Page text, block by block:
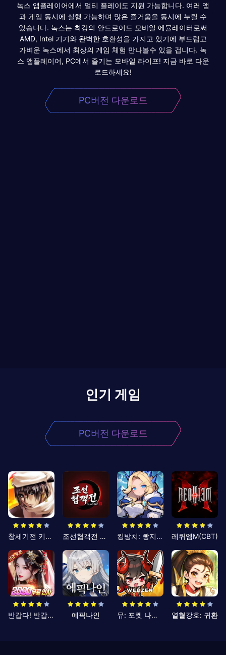
녹스 앱플레이어에서 멀티 플레이도 지원 가능합니다. 여러 앱
과 게임 동시에 실행 가능하며 많은 즐거움을 동시에 누릴 수
있습니다. 녹스는 최강의 안드로이드 모바일 에뮬레이터로써
AMD, Intel 기기와 완벽한 호환성을 가지고 있기에 부드럽고
가벼운 녹스에서 최상의 게임 체험 만나볼수 있을 겁니다. 녹
스 앱플레이어, PC에서 즐기는 모바일 라이프! 지금 바로 다운
로드하세요!
PC버전 다운로드
인기 게임
PC버전 다운로드
창세기전 키우기 조선협객전 클래식 킹방치: 빵지의 제왕 레퀴엠M(CBT)
반갑다! 반갑삼국지 에픽나인 뮤: 포켓 나이츠 열혈강호: 귀환